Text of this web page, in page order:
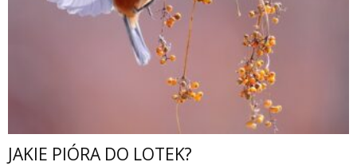
JAKIE PIÓRA DO LOTEK?